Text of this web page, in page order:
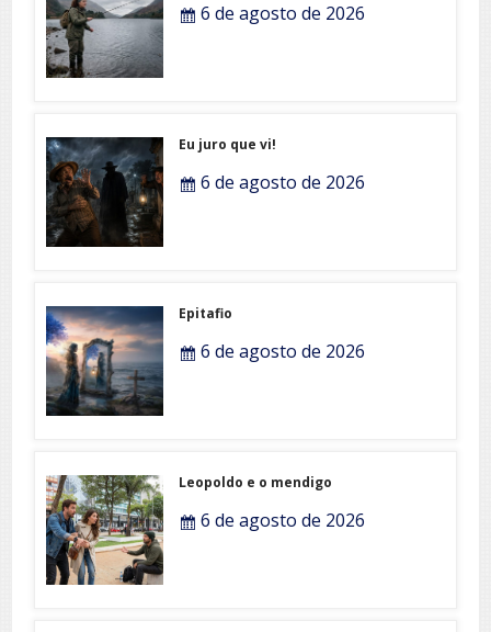
6 de agosto de 2026
Eu juro que vi!
6 de agosto de 2026
Epitafio
6 de agosto de 2026
Leopoldo e o mendigo
6 de agosto de 2026